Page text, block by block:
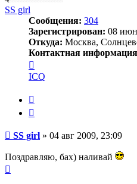
SS girl
Сообщения: 304
Зарегистрирован: 08
Откуда: Москва,
Контактная
информация
пользователя
girl
ICQ
Сообщение
SS girl » 04 авг 2009, 23:09
Поздравляю, бах) наливай